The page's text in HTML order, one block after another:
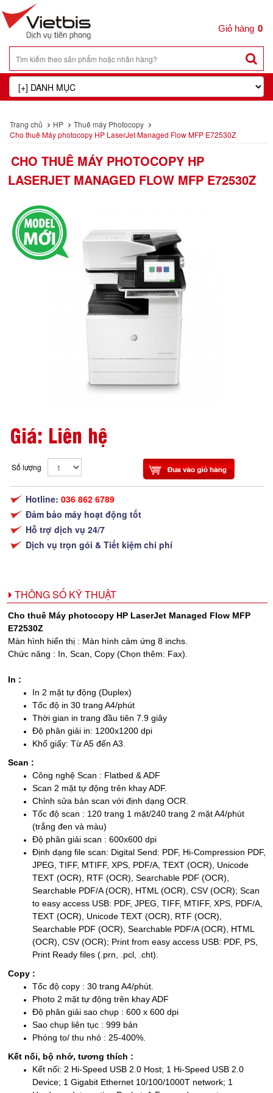
0
Trang chủ HP
Thuê máy Photocopy
Cho thuê Máy photocopy HP LaserJet Managed Flow MFP E72530Z
CHO THUÊ MÁY PHOTOCOPY HP
LASERJET MANAGED FLOW MFP E72530Z
Giá: Liên hệ
Số lượng
Hotline: 036 862 6789
Đảm bảo máy hoạt động tốt
Hỗ trợ dịch vụ 24/7
Dịch vụ trọn gói & Tiết kiệm chi phí
THÔNG SỐ KỸ THUẬT
Cho thuê Máy photocopy HP LaserJet Managed Flow MFP
E72530Z
Màn hình hiển thị : Màn hình cảm ứng 8 inchs.
Chức năng : In, Scan, Copy (Chọn thêm: Fax).
In :
In 2 mặt tự động (Duplex)
Tốc độ in 30 trang A4/phút
Thời gian in trang đầu tiên 7.9 giây
Độ phân giải in: 1200x1200 dpi
Khổ giấy: Từ A5 đến A3.
Scan :
Công nghệ Scan : Flatbed & ADF
Scan 2 mặt tự động trên khay ADF.
Chỉnh sửa bản scan với định dạng OCR.
Tốc độ scan : 120 trang 1 mặt/240 trang 2 mặt A4/phút
(trắng đen và màu)
Độ phân giải scan : 600x600 dpi
Định dạng file scan: Digital Send: PDF, Hi-Compression PDF,
JPEG, TIFF, MTIFF, XPS, PDF/A, TEXT (OCR), Unicode
TEXT (OCR), RTF (OCR), Searchable PDF (OCR),
Searchable PDF/A (OCR), HTML (OCR), CSV (OCR); Scan
to easy access USB: PDF, JPEG, TIFF, MTIFF, XPS, PDF/A,
TEXT (OCR), Unicode TEXT (OCR), RTF (OCR),
Searchable PDF (OCR), Searchable PDF/A (OCR), HTML
(OCR), CSV (OCR); Print from easy access USB: PDF, PS,
Print Ready files (.prn, .pcl, .cht).
Copy :
Tốc độ copy : 30 trang A4/phút.
Photo 2 mặt tự động trên khay ADF
Độ phân giải sao chụp : 600 x 600 dpi
Sao chụp liên tục : 999 bản
Phóng to/ thu nhỏ : 25-400%.
Kết nối, bộ nhớ, tương thích :
Kết nối: 2 Hi-Speed USB 2.0 Host; 1 Hi-Speed USB 2.0
Device; 1 Gigabit Ethernet 10/100/1000T network; 1